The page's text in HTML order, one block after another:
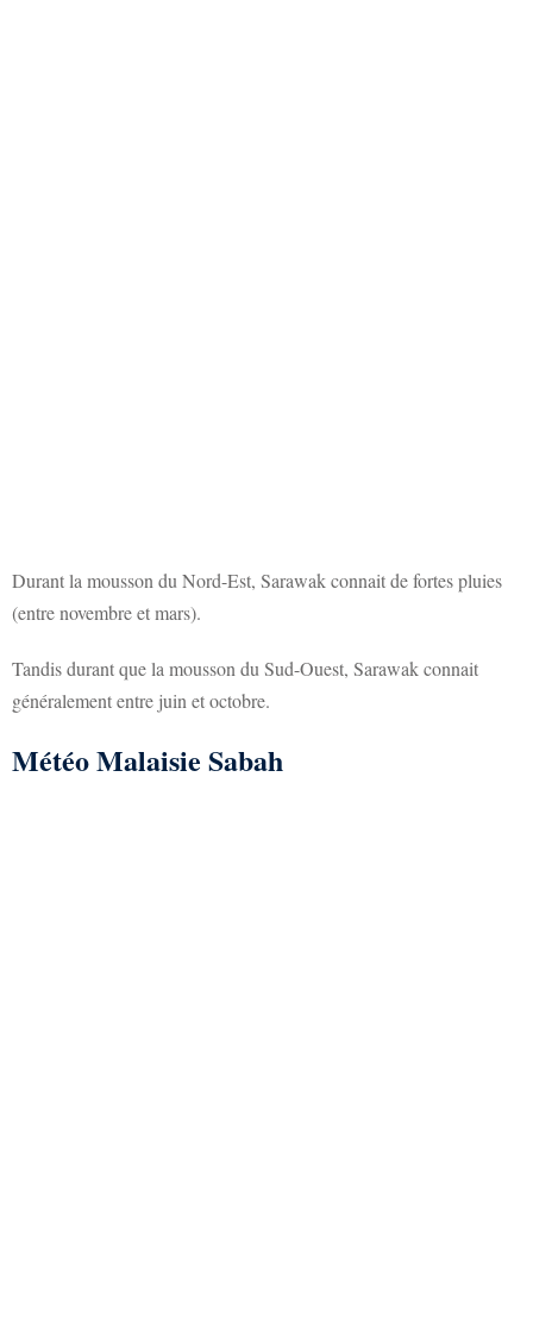
Durant la mousson du Nord-Est, Sarawak connait de fortes pluies
(entre novembre et mars).
Tandis durant que la mousson du Sud-Ouest, Sarawak connait
généralement entre juin et octobre.
Météo Malaisie Sabah